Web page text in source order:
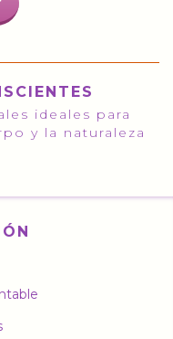
ideales para
y la naturaleza